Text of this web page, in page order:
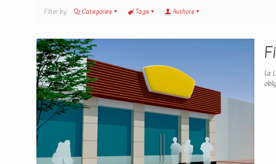
Filter by Categories Tags Authors
La